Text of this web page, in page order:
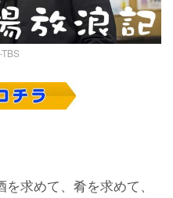
求めて、肴を求めて、